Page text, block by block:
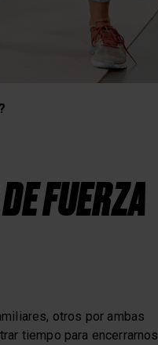
FUERZA
otros por ambas
tiempo para encerrarnos